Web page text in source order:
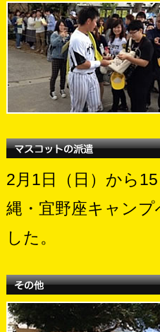
2月1日（日）から
縄・宜野座キャン
した。